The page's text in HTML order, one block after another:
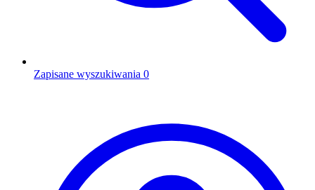
Zapisane wyszukiwania 0